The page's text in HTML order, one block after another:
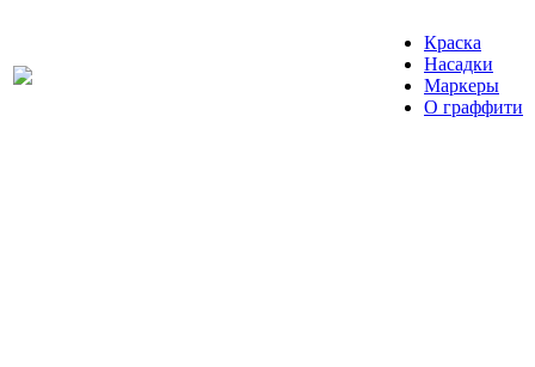
Краска
Насадки
Маркеры
О граффити